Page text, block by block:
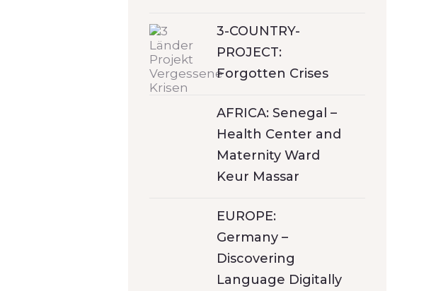
3-COUNTRY-
PROJECT:
Forgotten Crises
AFRICA: Senegal –
Health Center and
Maternity Ward
Keur Massar
EUROPE:
Germany –
Discovering
Language Digitally